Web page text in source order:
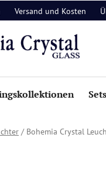
Versand und Kosten
Sets
/ Bohemia Crystal